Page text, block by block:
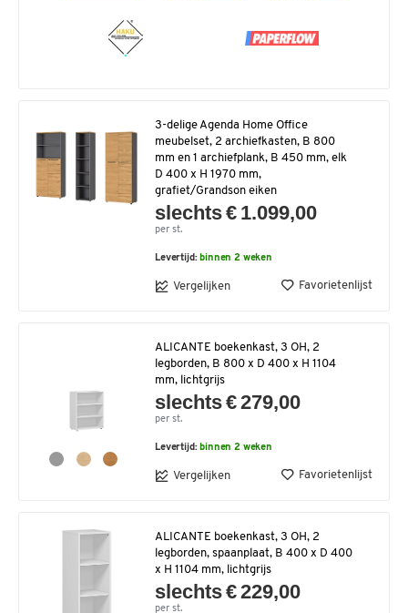
3-delige Agenda Home Office
meubelset, 2 archiefkasten, B 800
mm en 1 archiefplank, B 450 mm, elk
D 400 x H 1970 mm,
grafiet/Grandson eiken
slechts € 1.099,00
per st.
Levertijd: binnen 2 weken
Vergelijken Favorietenlijst
ALICANTE boekenkast, 3 OH, 2
legborden, B 800 x D 400 x H 1104
mm, lichtgrijs
slechts € 279,00
per st.
Levertijd: binnen 2 weken
Vergelijken Favorietenlijst
ALICANTE boekenkast, 3 OH, 2
legborden, spaanplaat, B 400 x D 400
x H 1104 mm, lichtgrijs
slechts € 229,00
per st.